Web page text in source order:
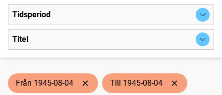
Tidsperiod
Titel
Från 1945-08-04 Till 1945-08-04